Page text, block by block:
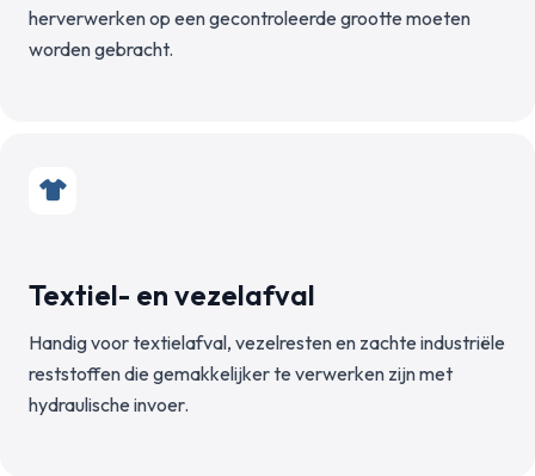
herverwerken op een gecontroleerde grootte moeten
worden gebracht.
Textiel- en vezelafval
Handig voor textielafval, vezelresten en zachte industriële
reststoffen die gemakkelijker te verwerken zijn met
hydraulische invoer.